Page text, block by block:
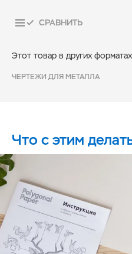
СРАВНИТЬ
Этот товар в других
ЧЕРТЕЖИ ДЛЯ МЕТАЛЛА
Что с этим